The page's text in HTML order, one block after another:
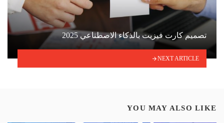
تصميم كارت فيزيت بالذكاء الاصطناعي 2025
NEXT ARTICLE
YOU MAY ALSO LIKE